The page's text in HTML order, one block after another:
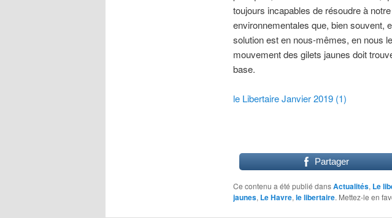
toujours incapables de résoudre à
environnementales que, bien souvent,
solution est en nous-mêmes, en nous
mouvement des gilets jaunes doit
base.
le Libertaire Janvier 2019 (1)
Partager
Ce contenu a été publié dansActualités, Le
jaunes, Le Havre, le libertaire. Mettez-le en